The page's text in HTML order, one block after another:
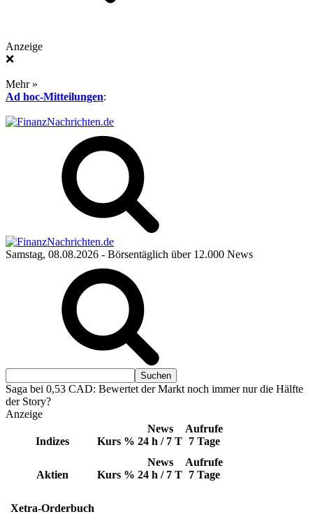
Anzeige
❌
Mehr »
Ad hoc-Mitteilungen:
Samstag, 08.08.2026 - Börsentäglich über 12.000 News
Saga bei 0,53 CAD: Bewertet der Markt noch immer nur die Hälfte
der Story?
Anzeige
Indizes Kurs %
News
24 h / 7 T
Aufrufe
7 Tage
Aktien Kurs %
News
24 h / 7 T
Aufrufe
7 Tage
Xetra-Orderbuch